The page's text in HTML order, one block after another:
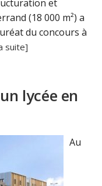
et
(18 000 m²) a
du concours à
suite]
lycée en
Au